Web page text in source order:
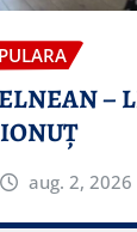
–
aug. 2, 2026